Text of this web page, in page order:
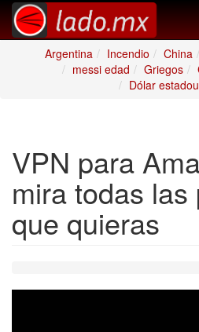
Argentina
Incendio China
messi edad
Griegos
Dólar
VPN para
mira todas
que quieras